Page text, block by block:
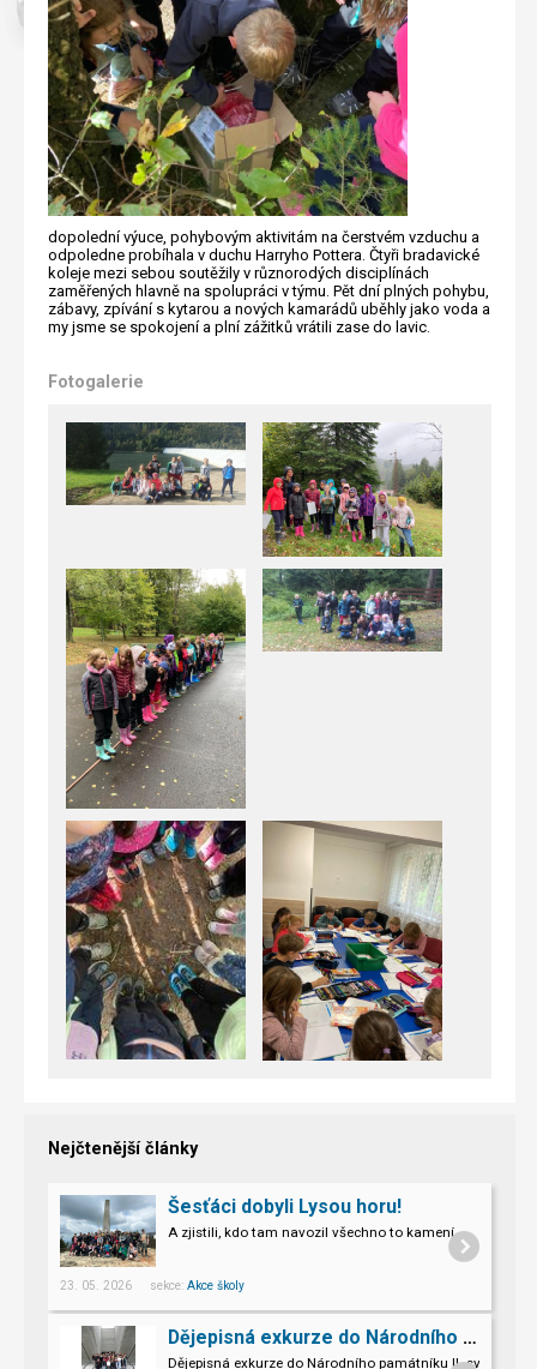
dopolední výuce, pohybovým aktivitám na čerstvém vzduchu a
odpoledne probíhala v duchu Harryho Pottera. Čtyři bradavické
koleje mezi sebou soutěžily v různorodých disciplínách
zaměřených hlavně na spolupráci v týmu. Pět dní plných pohybu,
zábavy, zpívání s kytarou a nových kamarádů uběhly jako voda a
my jsme se spokojení a plní zážitků vrátili zase do lavic.
Fotogalerie
Nejčtenější články
Šesťáci dobyli Lysou horu!
A zjistili, kdo tam navozil všechno to kamení.
23. 05. 2026 sekce: Akce školy
Dějepisná exkurze do Národního památníku II. sv. války v Hrabyni
Dějepisná exkurze do Národního památníku II. světové